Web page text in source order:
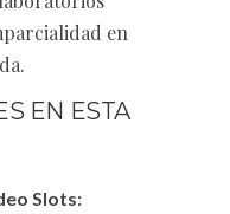
en
EN ESTA
Slots: